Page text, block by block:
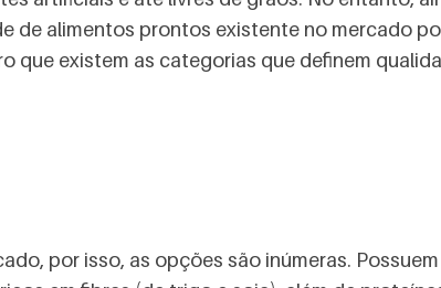
de alimentos prontos existente no mercado
que existem as categorias que definem
por isso, as opções são inúmeras.